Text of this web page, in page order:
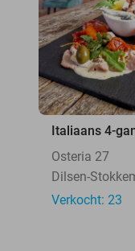
Italiaans 4-
Osteria 27
Dilsen-
Verkocht: 23